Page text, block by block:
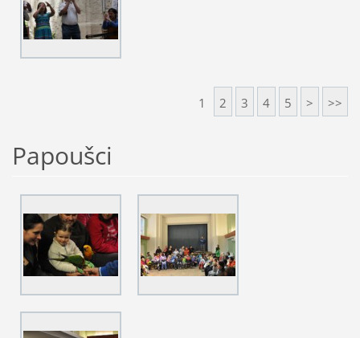
1 2 3 4 5 > >>
Papoušci